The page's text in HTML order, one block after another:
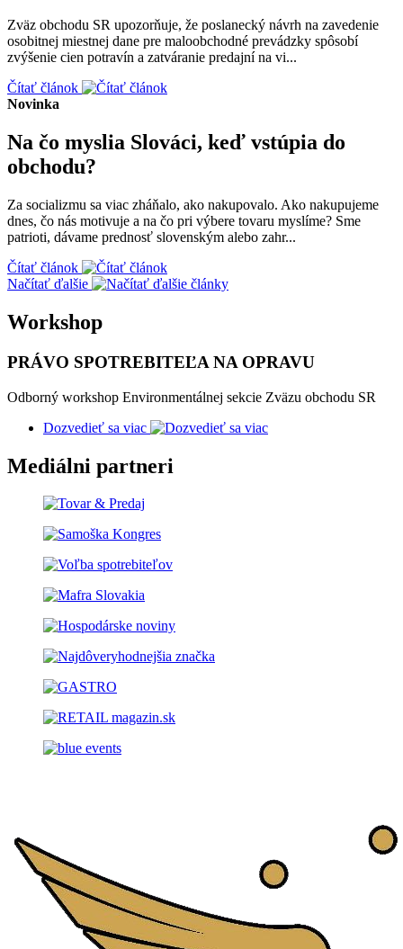
Zväz obchodu SR upozorňuje, že poslanecký návrh na zavedenie
osobitnej miestnej dane pre maloobchodné prevádzky spôsobí
zvýšenie cien potravín a zatváranie predajní na vi...
Čítať článok
Novinka
Na čo myslia Slováci, keď vstúpia do
obchodu?
Za socializmu sa viac zháňalo, ako nakupovalo. Ako nakupujeme
dnes, čo nás motivuje a na čo pri výbere tovaru myslíme? Sme
patrioti, dávame prednosť slovenským alebo zahr...
Čítať článok
Načítať ďalšie
Workshop
PRÁVO SPOTREBITEĽA NA OPRAVU
Odborný workshop Environmentálnej sekcie Zväzu obchodu SR
Dozvedieť sa viac
Mediálni partneri